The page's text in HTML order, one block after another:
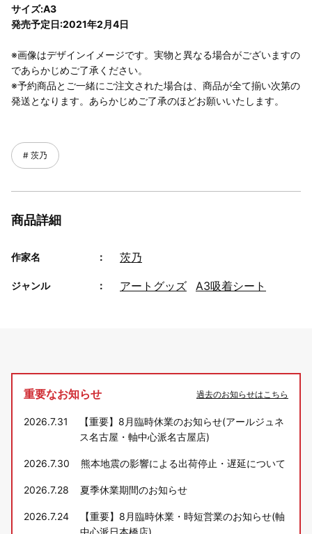
サイズ:A3
発売予定日:2021年2月4日
※画像はデザインイメージです。実物と異なる場合がございますの
であらかじめご了承ください。
※予約商品とご一緒にご注文された場合は、商品が全て揃い次第の
発送となります。あらかじめご了承のほどお願いいたします。
茨乃
商品詳細
作家名 茨乃
ジャンル アートグッズ A3吸着シート
重要なお知らせ 過去のお知らせはこちら
2026.7.31
【重要】8月臨時休業のお知らせ(アールジュネ
ス名古屋・軸中心派名古屋店)
2026.7.30 熊本地震の影響による出荷停止・遅延について
2026.7.28 夏季休業期間のお知らせ
2026.7.24
【重要】8月臨時休業・時短営業のお知らせ(軸
中心派日本橋店)